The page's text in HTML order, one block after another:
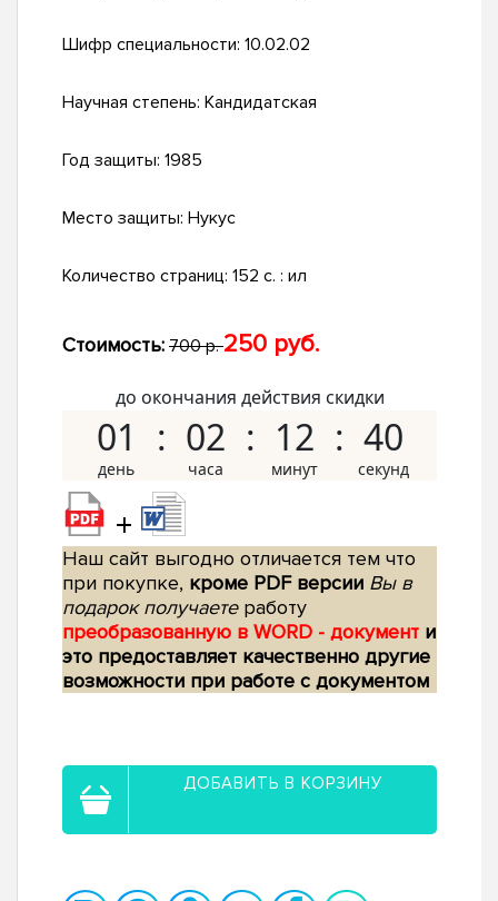
Шифр специальности: 10.02.02
Научная степень: Кандидатская
Год защиты: 1985
Место защиты: Нукус
Количество страниц: 152 c. : ил
Стоимость: 700 р.250 руб.
до окончания действия скидки
01 02 12 39
+
Наш сайт выгодно отличается тем что
при покупке, кроме PDF версии Вы в
подарок получаетеработу
преобразованную в WORD - документ и
это предоставляет качественно другие
возможности при работе с документом
ДОБАВИТЬ В КОРЗИНУ